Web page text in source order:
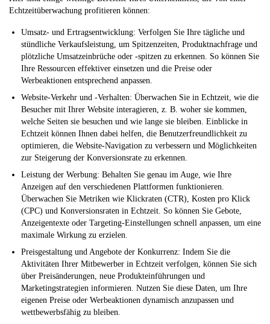
Echtzeitüberwachung profitieren können:
Umsatz- und Ertragsentwicklung: Verfolgen Sie Ihre tägliche und
stündliche Verkaufsleistung, um Spitzenzeiten, Produktnachfrage und
plötzliche Umsatzeinbrüche oder -spitzen zu erkennen. So können Sie
Ihre Ressourcen effektiver einsetzen und die Preise oder
Werbeaktionen entsprechend anpassen.
Website-Verkehr und -Verhalten: Überwachen Sie in Echtzeit, wie die
Besucher mit Ihrer Website interagieren, z. B. woher sie kommen,
welche Seiten sie besuchen und wie lange sie bleiben. Einblicke in
Echtzeit können Ihnen dabei helfen, die Benutzerfreundlichkeit zu
optimieren, die Website-Navigation zu verbessern und Möglichkeiten
zur Steigerung der Konversionsrate zu erkennen.
Leistung der Werbung: Behalten Sie genau im Auge, wie Ihre
Anzeigen auf den verschiedenen Plattformen funktionieren.
Überwachen Sie Metriken wie Klickraten (CTR), Kosten pro Klick
(CPC) und Konversionsraten in Echtzeit. So können Sie Gebote,
Anzeigentexte oder Targeting-Einstellungen schnell anpassen, um eine
maximale Wirkung zu erzielen.
Preisgestaltung und Angebote der Konkurrenz: Indem Sie die
Aktivitäten Ihrer Mitbewerber in Echtzeit verfolgen, können Sie sich
über Preisänderungen, neue Produkteinführungen und
Marketingstrategien informieren. Nutzen Sie diese Daten, um Ihre
eigenen Preise oder Werbeaktionen dynamisch anzupassen und
wettbewerbsfähig zu bleiben.